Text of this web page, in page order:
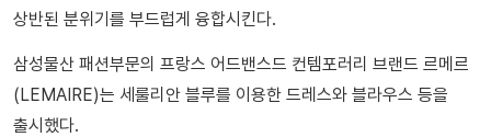
상반된 분위기를 부드럽게 융합시킨다.
삼성물산 패션부문의 프랑스 어드밴스드 컨템포러리 브랜드 르메르
(LEMAIRE)는 세룰리안 블루를 이용한 드레스와 블라우스 등을
출시했다.